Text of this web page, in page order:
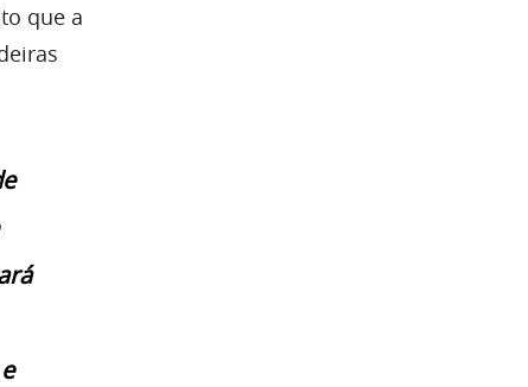
que a